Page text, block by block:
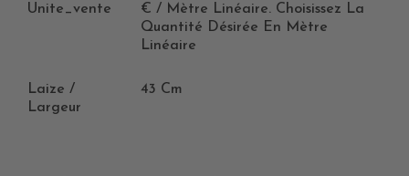
Unite_vente
€ / Mètre Linéaire. Choisissez La
Quantité Désirée En Mètre
Linéaire
Laize /
Largeur
43 Cm